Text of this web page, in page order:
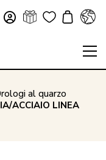
al quarzo
ACCIAIO LINEA